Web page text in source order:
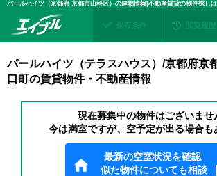
パールハイツ（京都府 京都市山科区）の建物情報|不動産賃貸の物件探し
保存条件 閲覧履歴
パールハイツ（テラスハウス）/京都府京
口町の賃貸物件・不動産情報
現在募集中の物件はございませ
今は満室ですが、空予定が出る場合も
最新の空室状況を確認
似た物件についても相談